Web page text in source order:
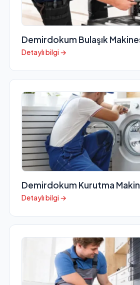
Demirdokum Bulaşık
Detaylı bilgi →
Demirdokum Kurutma
Detaylı bilgi →